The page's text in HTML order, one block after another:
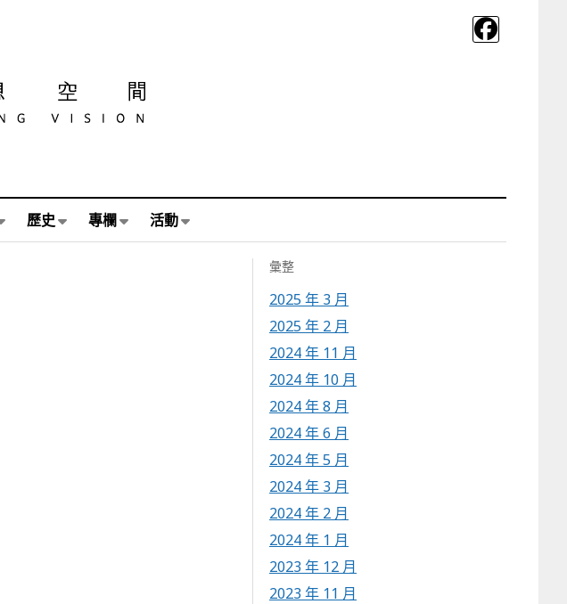
歷史 專欄 活動
彙整
2025 年 3 月
2025 年 2 月
2024 年 11 月
2024 年 10 月
2024 年 8 月
2024 年 6 月
2024 年 5 月
2024 年 3 月
2024 年 2 月
2024 年 1 月
2023 年 12 月
2023 年 11 月